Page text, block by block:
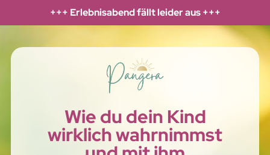
+++ Erlebnisabend fällt leider aus +++
Wie du dein Kind
wirklich wahrnimmst